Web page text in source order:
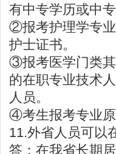
有中专学历或中专
②报考护理学专
护士证书。
③报考医学门类
的在职专业技术
人员。
④考生报考专业
11.外省人员可以
答：在我省长期